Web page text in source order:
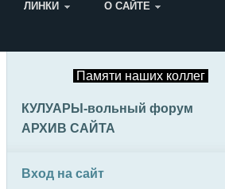
ЛИНКИ О САЙТЕ
Памяти наших коллег
КУЛУАРЫ-вольный форум
АРХИВ САЙТА
Вход на сайт